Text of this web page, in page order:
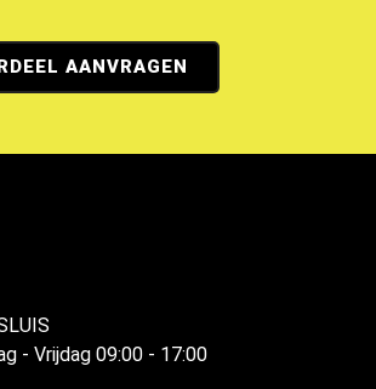
AANVRAGEN
- Vrijdag 09:00 - 17:00